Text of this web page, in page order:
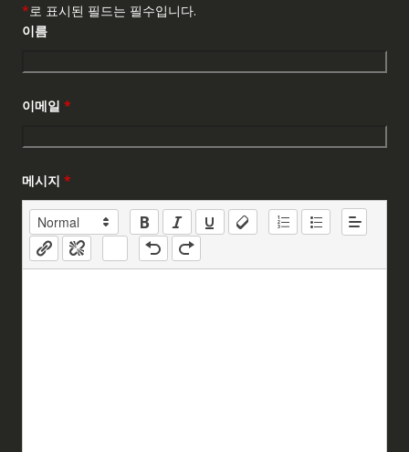
*로 표시된 필드는 필수입니다.
이름
이메일 *
메시지 *